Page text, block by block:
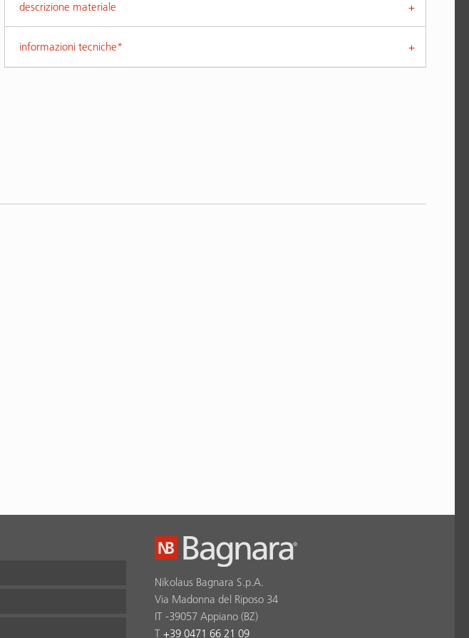
descrizione materiale
informazioni tecniche*
Nikolaus Bagnara S.p.A.
Via Madonna del Riposo 34
IT -39057 Appiano (BZ)
T +39 0471 66 21 09